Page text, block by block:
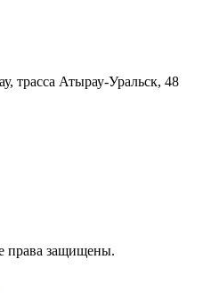
трасса Атырау-Уральск, 48
защищены.